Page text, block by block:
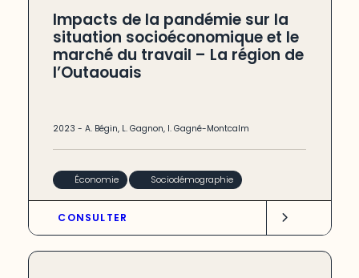
Impacts de la pandémie sur la
situation socioéconomique et le
marché du travail – La région de
l’Outaouais
2023-A. Bégin, L. Gagnon, I. Gagné-Montcalm
Économie Sociodémographie
CONSULTER